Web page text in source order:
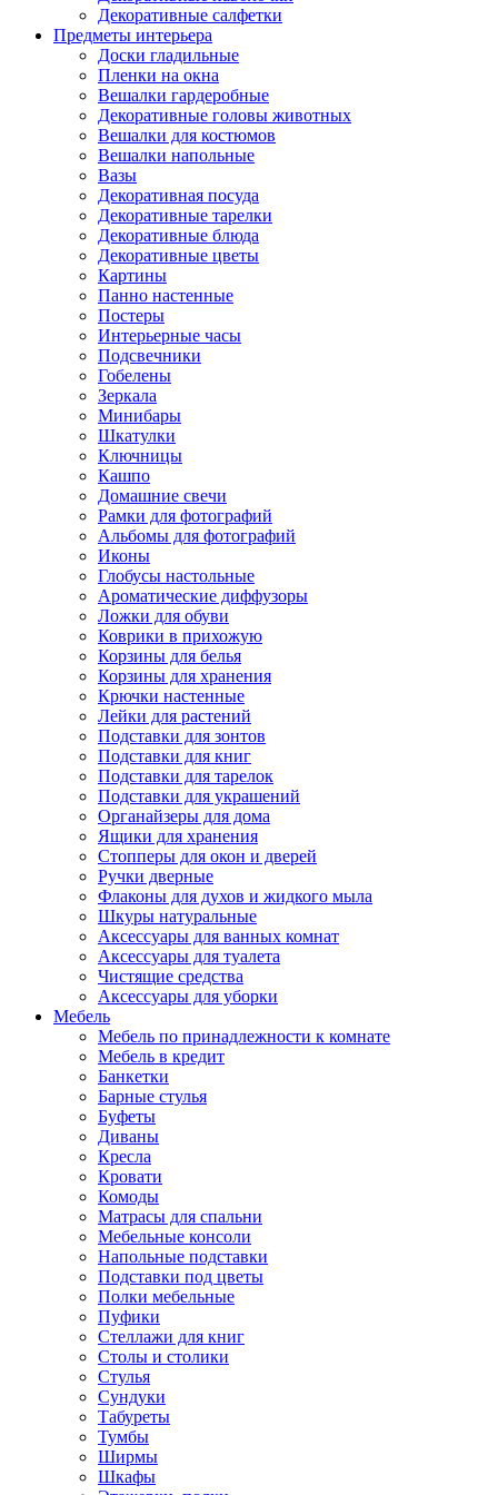
Декоративные салфетки
Предметы интерьера
Доски гладильные
Пленки на окна
Вешалки гардеробные
Декоративные головы животных
Вешалки для костюмов
Вешалки напольные
Вазы
Декоративная посуда
Декоративные тарелки
Декоративные блюда
Декоративные цветы
Картины
Панно настенные
Постеры
Интерьерные часы
Подсвечники
Гобелены
Зеркала
Минибары
Шкатулки
Ключницы
Кашпо
Домашние свечи
Рамки для фотографий
Альбомы для фотографий
Иконы
Глобусы настольные
Ароматические диффузоры
Ложки для обуви
Коврики в прихожую
Корзины для белья
Корзины для хранения
Крючки настенные
Лейки для растений
Подставки для зонтов
Подставки для книг
Подставки для тарелок
Подставки для украшений
Органайзеры для дома
Ящики для хранения
Стопперы для окон и дверей
Ручки дверные
Флаконы для духов и жидкого мыла
Шкуры натуральные
Аксессуары для ванных комнат
Аксессуары для туалета
Чистящие средства
Аксессуары для уборки
Мебель
Мебель по принадлежности к комнате
Мебель в кредит
Банкетки
Барные стулья
Буфеты
Диваны
Кресла
Кровати
Комоды
Матрасы для спальни
Мебельные консоли
Напольные подставки
Подставки под цветы
Полки мебельные
Пуфики
Стеллажи для книг
Столы и столики
Стулья
Сундуки
Табуреты
Тумбы
Ширмы
Шкафы